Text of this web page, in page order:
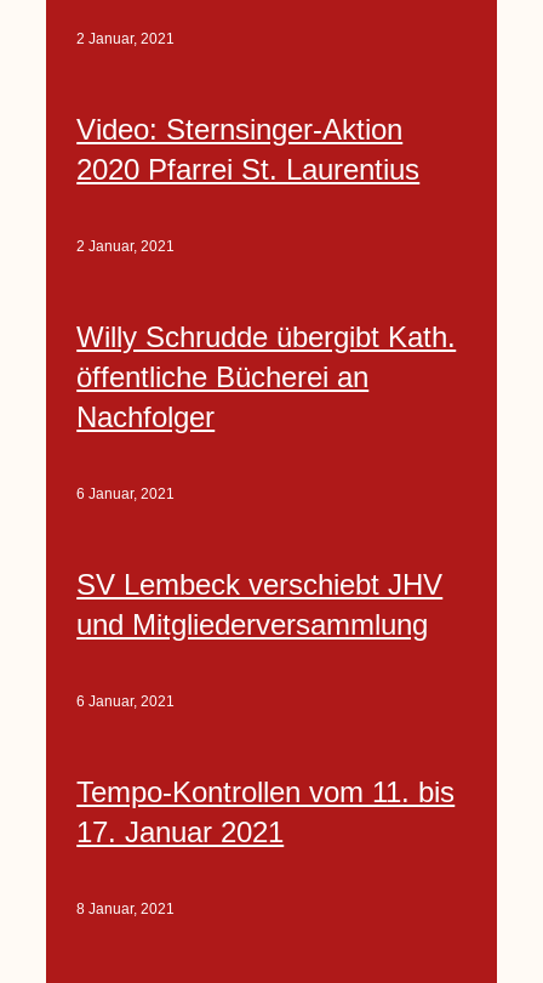
2 Januar, 2021
Video: Sternsinger-Aktion
2020 Pfarrei St. Laurentius
2 Januar, 2021
Willy Schrudde übergibt Kath.
öffentliche Bücherei an
Nachfolger
6 Januar, 2021
SV Lembeck verschiebt JHV
und Mitgliederversammlung
6 Januar, 2021
Tempo-Kontrollen vom 11. bis
17. Januar 2021
8 Januar, 2021